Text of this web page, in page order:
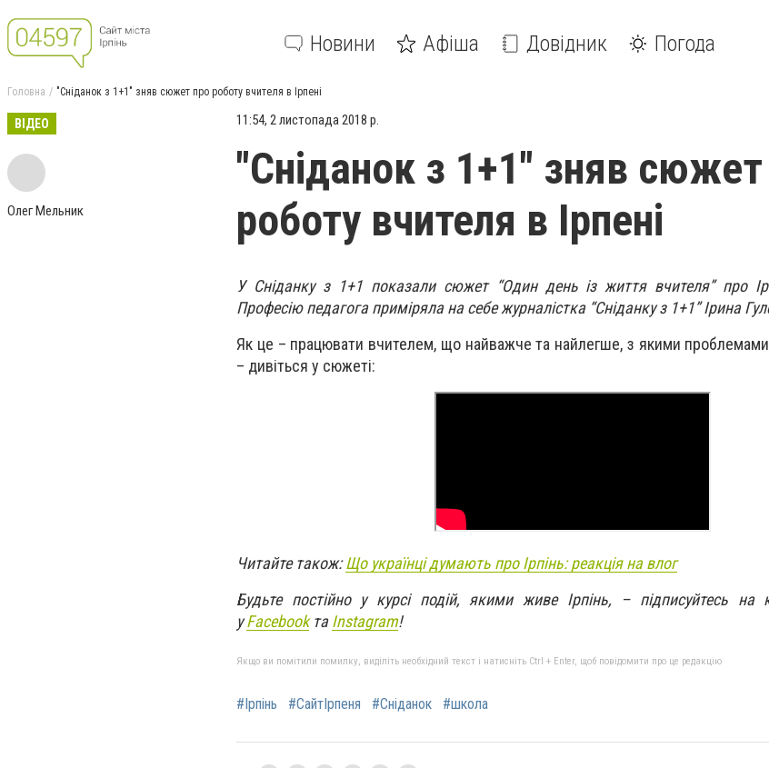
Новини Афіша Довідник Погода
Головна "Сніданок з 1+1" зняв сюжет про роботу вчителя в Ірпені
ВІДЕО
Олег Мельник
11:54, 2 листопада 2018 р.
"Сніданок з 1+1" зняв
роботу вчителя в Ірпені
У Сніданку з 1+1 показали сюжет “Один день із життя вчителя” про
Професію педагога приміряла на себе журналістка “Сніданку з 1+1” Ірина
Як це – працювати вчителем, що найважче та найлегше, з якими проблемами
– дивіться у сюжеті:
Читайте також:Що українці думають про Ірпінь: реакція на влог
Будьте постійно у курсі подій, якими живе Ірпінь, – підписуйтесь на
уFacebookтаInstagram!
Якщо ви помітили помилку, виділіть необхідний текст і натисніть Ctrl + Enter, щоб повідомити про це редакцію
#Ірпінь #СайтІрпеня #Сніданок #школа